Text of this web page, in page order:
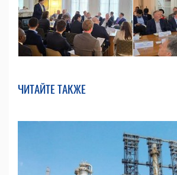
ЧИТАЙТЕ ТАКЖЕ